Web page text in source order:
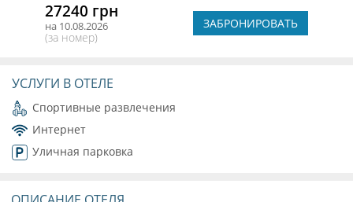
27240 грн
на 10.08.2026
(за номер)
ЗАБРОНИРОВАТЬ
УСЛУГИ В ОТЕЛЕ
Спортивные развлечения
Интернет
Уличная парковка